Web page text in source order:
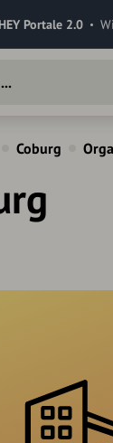
HEY Portale 2.0
Coburg